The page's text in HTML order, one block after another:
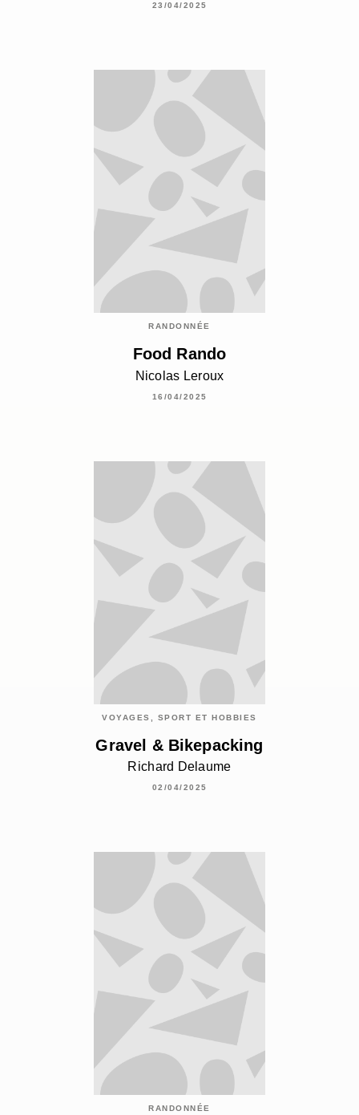
23/04/2025
RANDONNÉE
Food Rando
Nicolas Leroux
16/04/2025
VOYAGES, SPORT ET HOBBIES
Gravel & Bikepacking
Richard Delaume
02/04/2025
RANDONNÉE